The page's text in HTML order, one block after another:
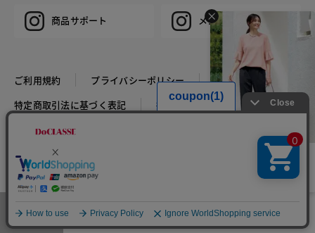
HIT ITEM - PANTS
特別価格 税込￥5,269
商品サポート メンズ
ご利用規約
プライバシーポリシー
特定商取引法に基づく表記
推奨環境 企業情報
COPYRIGHT © DoCLASSE ALL RIGHTS RESERVED.